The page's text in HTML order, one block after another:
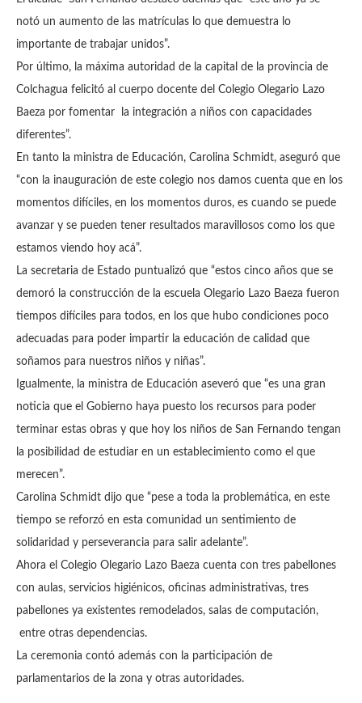
notó un aumento de las matrículas lo que demuestra lo
importante de trabajar unidos”.
Por último, la máxima autoridad de la capital de la provincia de
Colchagua felicitó al cuerpo docente del Colegio Olegario Lazo
Baeza por fomentar la integración a niños con capacidades
diferentes”.
En tanto la ministra de Educación, Carolina Schmidt, aseguró que
“con la inauguración de este colegio nos damos cuenta que en los
momentos difíciles, en los momentos duros, es cuando se puede
avanzar y se pueden tener resultados maravillosos como los que
estamos viendo hoy acá”.
La secretaria de Estado puntualizó que “estos cinco años que se
demoró la construcción de la escuela Olegario Lazo Baeza fueron
tiempos difíciles para todos, en los que hubo condiciones poco
adecuadas para poder impartir la educación de calidad que
soñamos para nuestros niños y niñas”.
Igualmente, la ministra de Educación aseveró que “es una gran
noticia que el Gobierno haya puesto los recursos para poder
terminar estas obras y que hoy los niños de San Fernando tengan
la posibilidad de estudiar en un establecimiento como el que
merecen”.
Carolina Schmidt dijo que “pese a toda la problemática, en este
tiempo se reforzó en esta comunidad un sentimiento de
solidaridad y perseverancia para salir adelante”.
Ahora el Colegio Olegario Lazo Baeza cuenta con tres pabellones
con aulas, servicios higiénicos, oficinas administrativas, tres
pabellones ya existentes remodelados, salas de computación,
entre otras dependencias.
La ceremonia contó además con la participación de
parlamentarios de la zona y otras autoridades.